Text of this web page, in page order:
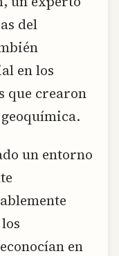
del
en los
que crearon
un entorno
en